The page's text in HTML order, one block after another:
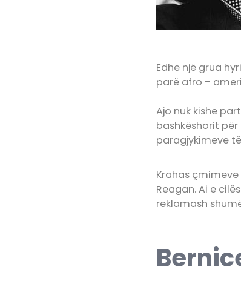
Edhe një grua
parë afro –
Ajo nuk kishe
bashkëshorit
paragjykimeve
Krahas
Reagan. Ai e
reklamash